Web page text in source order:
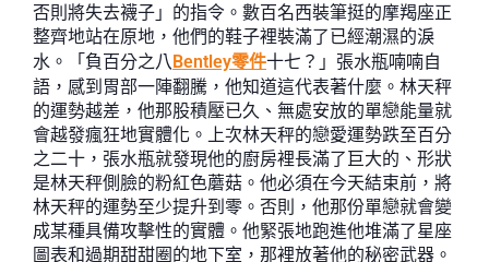
否則將失去襪子」的指令。數百名西裝筆挺的摩羯座正
整齊地站在原地，他們的鞋子裡裝滿了已經潮濕的淚
水。「負百分之八Bentley零件十七？」張水瓶喃喃自
語，感到胃部一陣翻騰，他知道這代表著什麼。林天秤
的運勢越差，他那股積壓已久、無處安放的單戀能量就
會越發瘋狂地實體化。上次林天秤的戀愛運勢跌至百分
之二十，張水瓶就發現他的廚房裡長滿了巨大的、形狀
是林天秤側臉的粉紅色蘑菇。他必須在今天結束前，將
林天秤的運勢至少提升到零。否則，他那份單戀就會變
成某種具備攻擊性的實體。他緊張地跑進他堆滿了星座
圖表和過期甜甜圈的地下室，那裡放著他的秘密武器。